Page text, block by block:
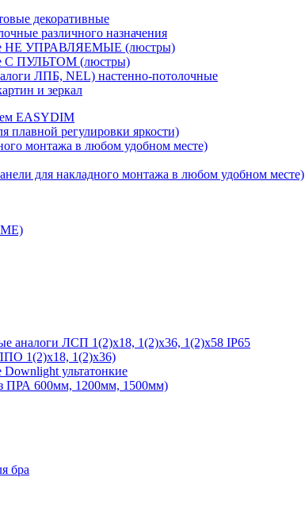
декоративные
различного назначения
НЕ УПРАВЛЯЕМЫЕ (люстры)
С ПУЛЬТОМ (люстры)
ЛПБ, NEL) настенно-потолочные
и зеркал
EASYDIM
плавной регулировки яркости)
монтажа в любом удобном месте)
для накладного монтажа в любом удобном месте)
аналоги ЛСП 1(2)х18, 1(2)х36, 1(2)х58 IP65
1(2)х18, 1(2)х36)
ультатонкие
ПРА 600мм, 1200мм, 1500мм)
бра